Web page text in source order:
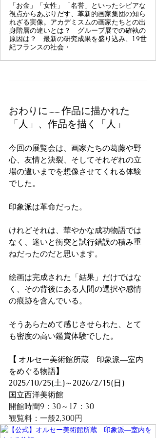
「お金」「女性」「名誉」といったシビアな
視点からあぶりだす、革新的画家集団の知ら
れざる実像。アカデミスムの画家たちとの出
身階層の違いとは？ グループ展での確執の
原因は？ 最新の研究成果を盛り込み、19世
紀フランスの社会・
おわりに —— 作品に描かれた
「人」、作品を描く「人」
今回の展覧会は、画家たちの葛藤や野
心、友情と決裂、そしてそれぞれの立
場の違いまでを想像させてくれる体験
でした。
印象派は革命だった。
けれどそれは、華やかな成功物語では
なく、迷いと衝突と試行錯誤の積み重
ねだったのだと思います。
絵画は完成された「結果」だけではな
く、その背後にある人間の選択や感情
の痕跡を含んでいる。
そうあらためて感じさせられた、とて
も密度の高い鑑賞体験でした。
【 オルセー美術館所蔵 印象派―室内
をめぐる物語】
2025/10/25(土)～2026/2/15(日)
国立西洋美術館
開館時間9：30～17：30
観覧料：一般2,300円